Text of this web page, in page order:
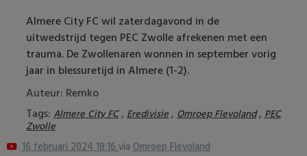
FC Utrecht
Feyenoord
Heracles Almelo
NAC Breda
Champions League
Europa League
Conference League
Almere City FC wil zaterdagavond in de
uitwedstrijd tegen PEC Zwolle afrekenen met een
trauma. De Zwollenaren wonnen in september vorig
jaar in blessuretijd in Almere (1-2).
Auteur: Remko
Tags: Almere City FC, Eredivisie, Omroep Flevoland, PEC
Zwolle
16 februari 2024 18:16via Omroep Flevoland